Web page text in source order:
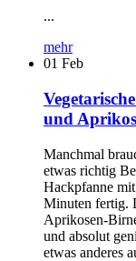
...
mehr
01 Feb
und
Manchmal
etwas richtig
Hackpfanne
Minuten fertig.
Aprikosen-
und absolut
etwas anderes